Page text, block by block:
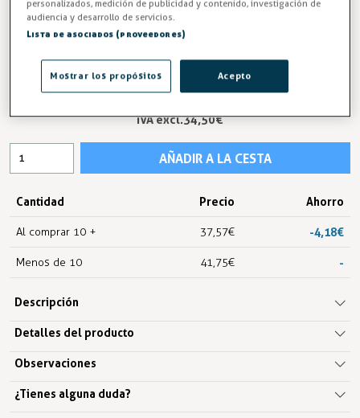
Altura (mm)
41,75 €
IVA excl.34,50 €
AÑADIR A LA CESTA
Cantidad Precio Ahorro
Al comprar 10 + 37,57 € -4,18 €
Menos de 10 41,75 € -
Descripción
Detalles del producto
Observaciones
¿Tienes alguna duda?
personalizados, medición de publicidad y contenido, investigación de
audiencia y desarrollo de servicios.
Lista de asociados (proveedores)
Acepto
Mostrar los propósitos